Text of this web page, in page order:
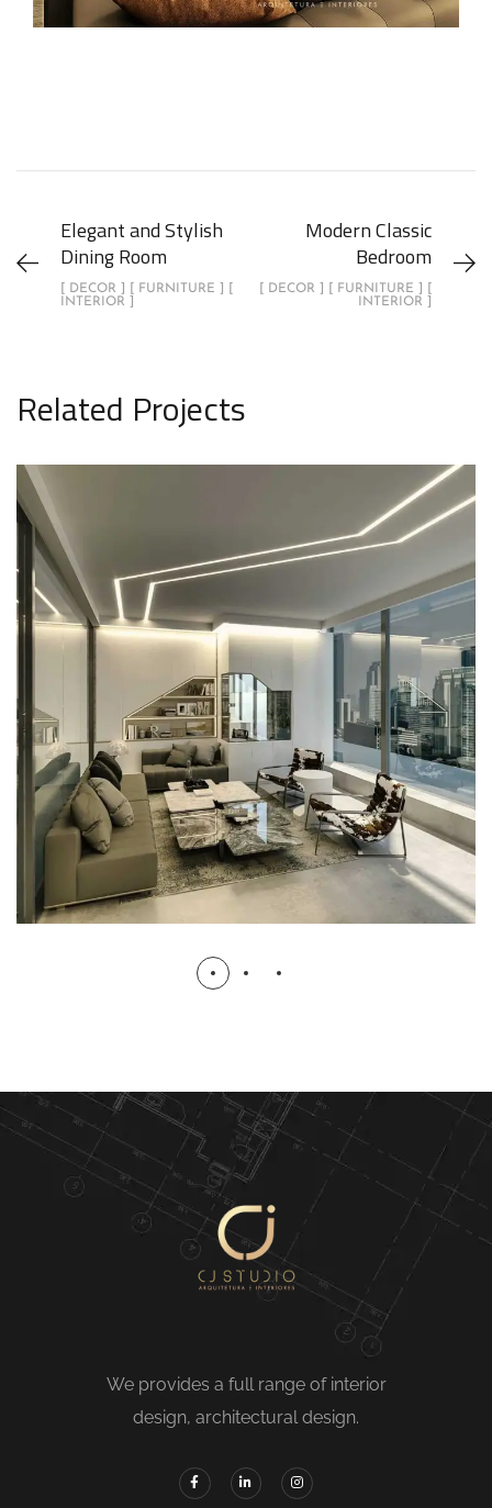
Elegant and Stylish
Dining Room
[ DECOR ] [ FURNITURE ] [
INTERIOR ]
Modern Classic
Bedroom
[ DECOR ] [ FURNITURE ] [
INTERIOR ]
Related Projects
Futuristic Industrial Office Interior
Design
ARCHITECTURE FURNITURE INTERIOR
We provides a full range of interior
design, architectural design.